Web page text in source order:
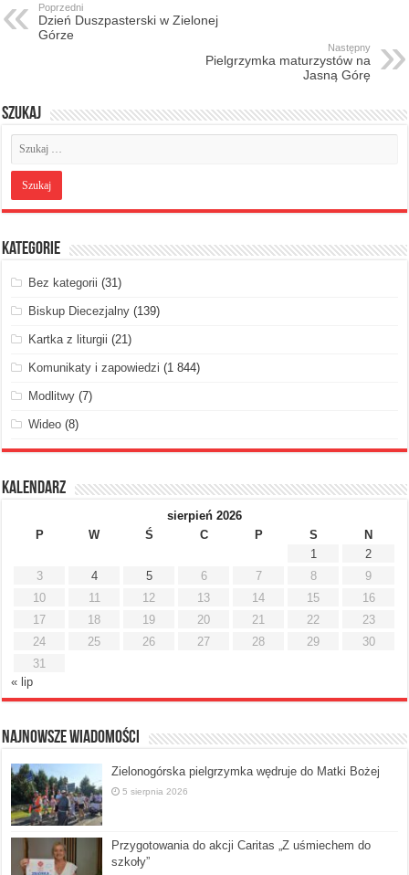
Poprzedni
Dzień Duszpasterski w Zielonej
Górze
Następny
Pielgrzymka maturzystów na
Jasną Górę
Szukaj
Kategorie
Bez kategorii (31)
Biskup Diecezjalny (139)
Kartka z liturgii (21)
Komunikaty i zapowiedzi (1 844)
Modlitwy (7)
Wideo (8)
Kalendarz
sierpień 2026
P
W Ś C P S
N
1
2
3
4 5 6 7 8
9
10
11 12 13 14 15
16
17
18 19 20 21 22
23
24
25 26 27 28 29
30
31
« lip
Najnowsze Wiadomości
Zielonogórska pielgrzymka wędruje do Matki Bożej
5 sierpnia 2026
Przygotowania do akcji Caritas „Z uśmiechem do
szkoły”